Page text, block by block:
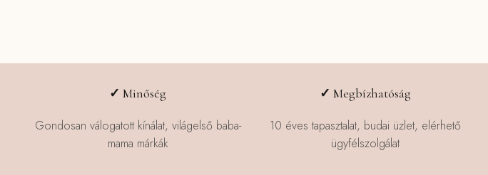
a
termékoldalon
választhatók
ki
✓Minőség
Gondosan válogatott kínálat, világelső baba-
mama márkák
✓Megbízhatóság
10 éves tapasztalat, budai üzlet, elérhető
ügyfélszolgálat